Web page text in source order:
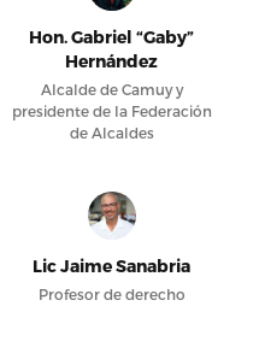
Hon. Gabriel “Gaby”
Hernández
Alcalde de Camuy y
presidente de la Federación
de Alcaldes
Lic Jaime Sanabria
Profesor de derecho